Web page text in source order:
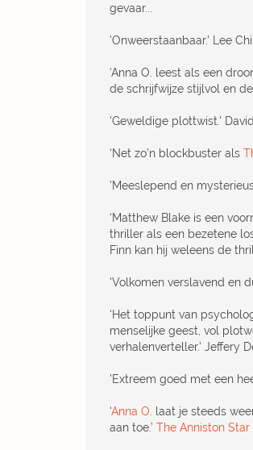
gevaar...
'Onweerstaanbaar.' Lee
‘Anna O. leest als een
de schrijfwijze stijlvol en
'Geweldige plottwist.'
‘Net zo’n blockbuster als
'Meeslepend en
‘Matthew Blake is een
thriller als een bezetene
Finn kan hij weleens de
'Volkomen verslavend en
‘Het toppunt van
menselijke geest, vol
verhalenverteller.’ Jeffery
'Extreem goed met een
‘Anna O. laat je steeds
aan toe.’ The Anniston Star